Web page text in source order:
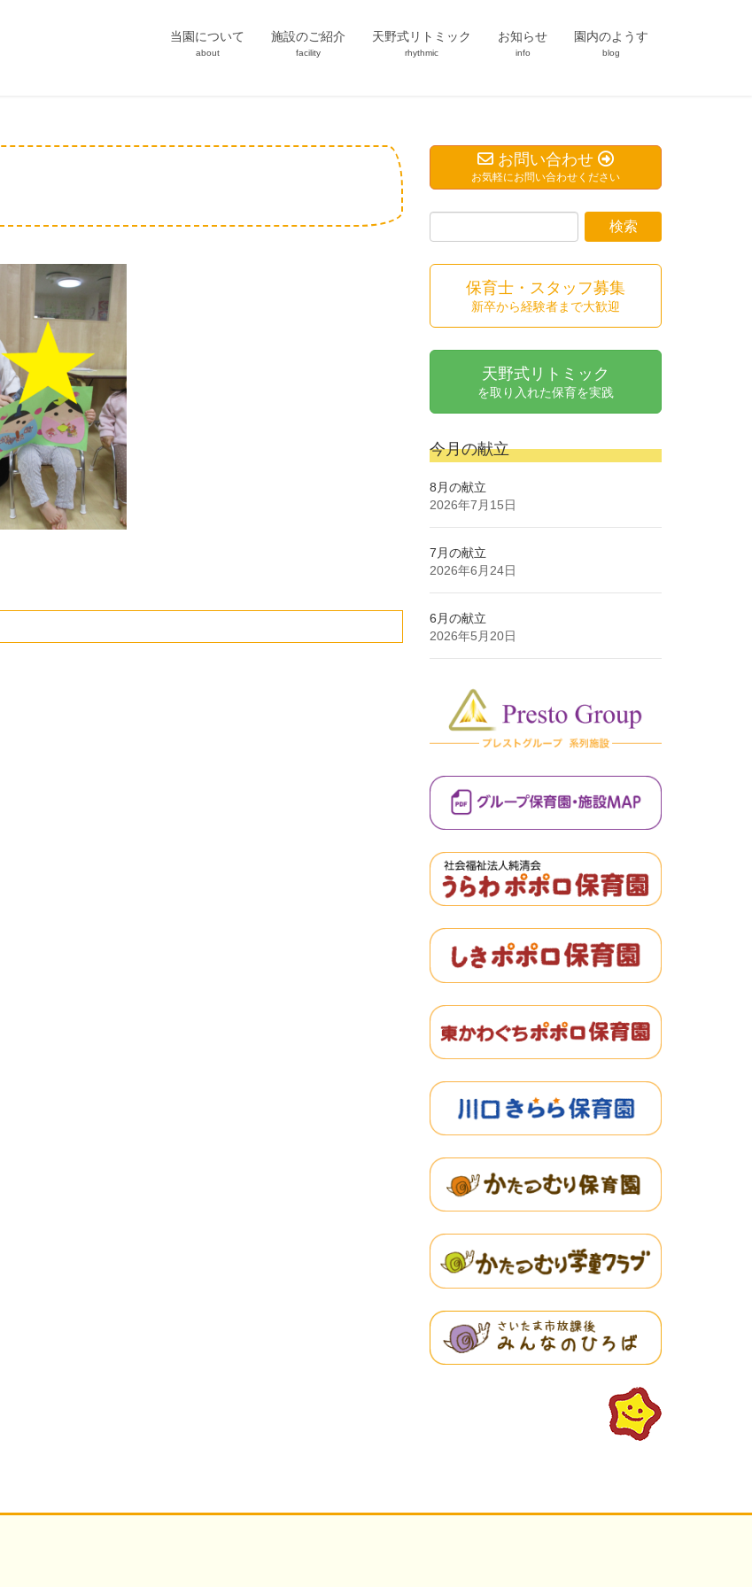
当園について
about
施設のご紹介
facility
天野式リトミック
rhythmic
お知らせ
info
園内のようす
blog
お問い合わせ
お気軽にお問い合わせください
保育士・スタッフ募集
新卒から経験者まで大歓迎
天野式リトミック
を取り入れた保育を実践
今月の献立
8月の献立
2026年7月15日
7月の献立
2026年6月24日
6月の献立
2026年5月20日